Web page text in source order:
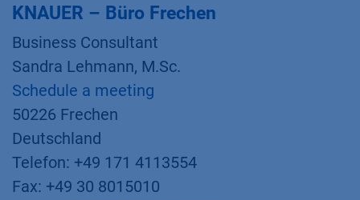
KNAUER – Büro Frechen
Business Consultant
Sandra Lehmann, M.Sc.
Schedule a meeting
50226 Frechen
Deutschland
Telefon: +49 171 4113554
Fax: +49 30 8015010